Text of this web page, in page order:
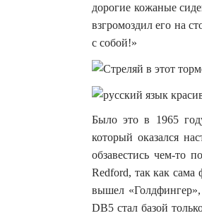
дорогие кожаные
взгромоздил его на
с собой!»
Было это в 1965
который оказался
обзавестись чем-то
Redford, так как сама
вышел
DB5 стал базой